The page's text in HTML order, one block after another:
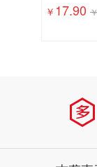
￥ 17.90